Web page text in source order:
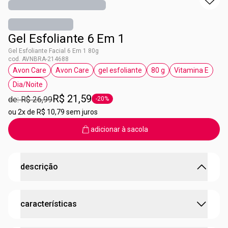
Gel Esfoliante 6 Em 1
Gel Esfoliante Facial 6 Em 1 80g
cod. AVNBRA-214688
etiqueta Avon Care
Avon Care
etiqueta Avon Care
Avon Care
etiqueta gel esfoliante
gel esfoliante
etiqueta 80 g
80 g
etiqueta
Vitamina E
etiqueta Dia/Noite
Dia/Noite
de: R$ 26,99R$ 21,59 etiqueta -20%
-20%
ou 2x de R$ 10,79 sem juros
adicionar à sacola
descrição
Gel Esfoliante Facial 6 em 1
características